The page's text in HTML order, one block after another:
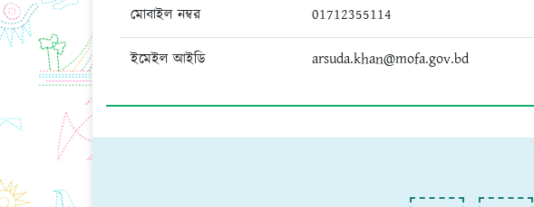
মোবাইল নম্বর 01712355114
ইমেইল আইডি arsuda.khan@mofa.gov.bd